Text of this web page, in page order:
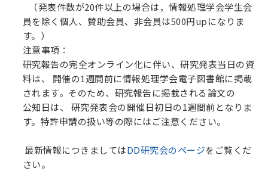
（発表件数が20件以上の場合は，情報処理学会学生会
員を除く個人、賛助会員、非会員は500円upになりま
す。）
注意事項：
研究報告の完全オンライン化に伴い、研究発表当日の資
料は、 開催の1週間前に情報処理学会電子図書館に掲載
されます。そのため、研究報告に掲載される論文の
公知日は、 研究発表会の開催日初日の1週間前となりま
す。特許申請の扱い等の際にはご注意ください。
最新情報につきましてはDD研究会のページをご覧くだ
さい。